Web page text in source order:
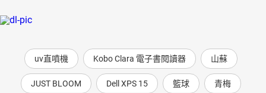
uv直噴機 Kobo Clara 電子書閱讀器 山蘇
JUST BLOOM Dell XPS 15 籃球 青梅